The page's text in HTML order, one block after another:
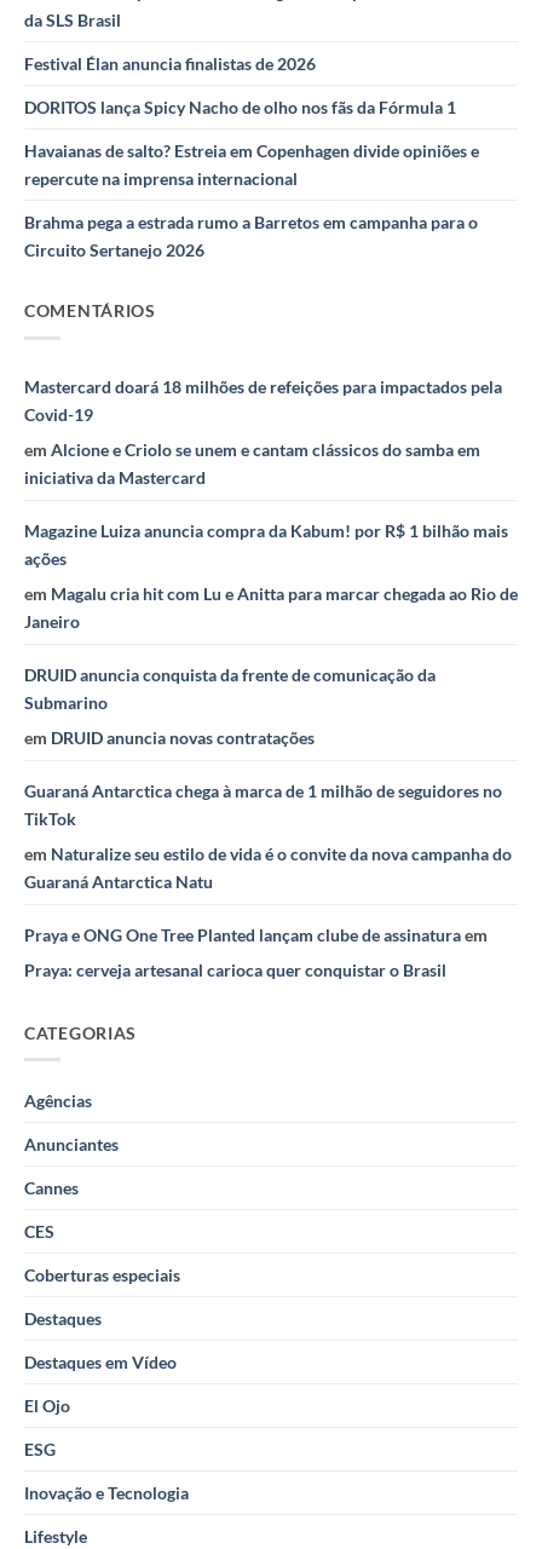
da SLS Brasil
Festival Élan anuncia finalistas de 2026
DORITOS lança Spicy Nacho de olho nos fãs da Fórmula 1
Havaianas de salto? Estreia em Copenhagen divide opiniões e
repercute na imprensa internacional
Brahma pega a estrada rumo a Barretos em campanha para o
Circuito Sertanejo 2026
COMENTÁRIOS
Mastercard doará 18 milhões de refeições para impactados pela
Covid-19
em Alcione e Criolo se unem e cantam clássicos do samba em
iniciativa da Mastercard
Magazine Luiza anuncia compra da Kabum! por R$ 1 bilhão mais
ações
em Magalu cria hit com Lu e Anitta para marcar chegada ao Rio de
Janeiro
DRUID anuncia conquista da frente de comunicação da
Submarino
em DRUID anuncia novas contratações
Guaraná Antarctica chega à marca de 1 milhão de seguidores no
TikTok
em Naturalize seu estilo de vida é o convite da nova campanha do
Guaraná Antarctica Natu
Praya e ONG One Tree Planted lançam clube de assinaturaem
Praya: cerveja artesanal carioca quer conquistar o Brasil
CATEGORIAS
Agências
Anunciantes
Cannes
CES
Coberturas especiais
Destaques
Destaques em Vídeo
El Ojo
ESG
Inovação e Tecnologia
Lifestyle